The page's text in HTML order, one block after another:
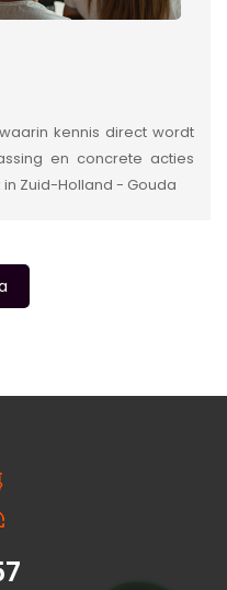
kennis direct wordt
en concrete acties
Zuid-Holland - Gouda